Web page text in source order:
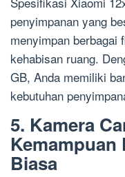
penyimpanan yang
menyimpan berbagai
kehabisan ruang.
GB, Anda memiliki
kebutuhan
5. Kamera
Biasa